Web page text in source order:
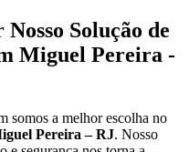
Solução de
Miguel Pereira -
somos a melhor escolha no
Pereira – RJ. Nosso